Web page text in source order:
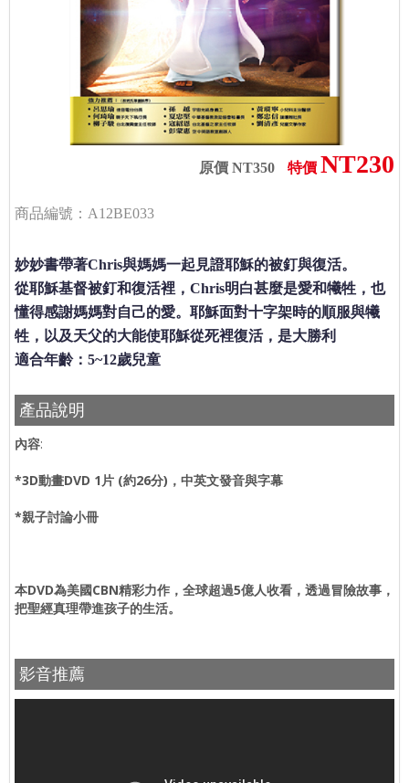
原價 NT350 特價 NT230
商品編號：A12BE033
妙妙書帶著Chris與媽媽一起見證耶穌的被釘與復活。
從耶穌基督被釘和復活裡，Chris明白甚麼是愛和犧牲，也
懂得感謝媽媽對自己的愛。耶穌面對十字架時的順服與犧
牲，以及天父的大能使耶穌從死裡復活，是大勝利
適合年齡：5~12歲兒童
產品說明
內容:
*3D動畫DVD 1片 (約26分) ， 中英文發音與字幕
*親子討論小冊
本DVD為美國CBN精彩力作，全球超過5億人收看，透過冒險故事，
把聖經真理帶進孩子的生活。
影音推薦